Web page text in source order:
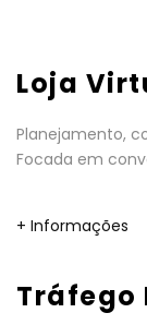
Loja
Planejamento,
Focada em
+ Informações
Tráfego